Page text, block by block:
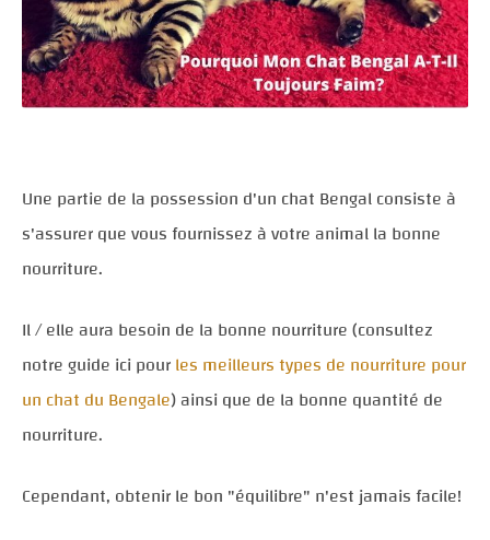
Une partie de la possession d'un chat Bengal consiste à
s'assurer que vous fournissez à votre animal la bonne
nourriture.
Il / elle aura besoin de la bonne nourriture (consultez
notre guide ici pourles meilleurs types de nourriture pour
un chat du Bengale) ainsi que de la bonne quantité de
nourriture.
Cependant, obtenir le bon "équilibre" n'est jamais facile!